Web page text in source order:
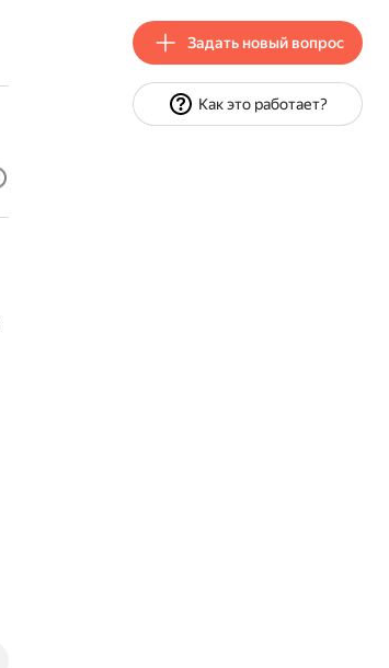
Задать новый вопрос
Как это работает?